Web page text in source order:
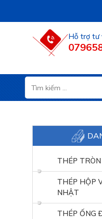
Hỗ trợ tư
THÉP
THÉP HỘP
NHẬT
THÉP ỐNG